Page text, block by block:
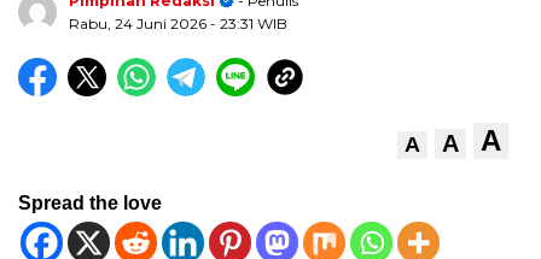
Rabu, 24 Juni 2026 - 23:31 WIB
A A A
Spread the love